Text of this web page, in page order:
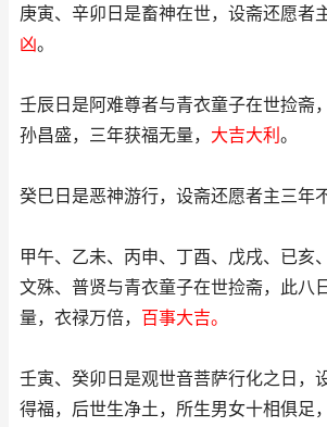
庚寅、辛卯日是畜神在世，设斋还愿者
凶。
壬辰日是阿难尊者与青衣童子在世捡斋
孙昌盛，三年获福无量， 大吉大利。
癸巳日是恶神游行，设斋还愿者主三年不
甲午、乙未、丙申、丁酉、戊戌、已亥
文殊、普贤与青衣童子在世捡斋，此八
量，衣禄万倍， 百事大吉。
壬寅、癸卯日是观世音菩萨行化之日，
得福，后世生净土，所生男女十相俱足